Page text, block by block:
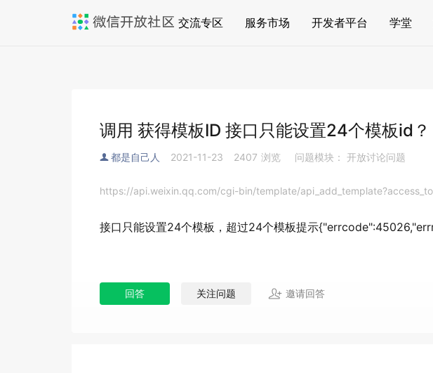
交流专区 服务市场 开发者平台 学堂
调用 获得模板ID 接口只能设置24个模板id？
都是自己人 2021-11-23 2407 浏览 问题模块： 开放讨论问题
https://api.weixin.qq.com/cgi-bin/template/
接口只能设置24个模板，超过24个模板提示
回答 关注问题 邀请回答